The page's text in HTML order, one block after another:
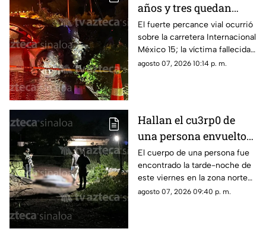
años y tres quedan
h3ridos tras aparatoso
choque en Limón de los
Ramos, Culiacán
El fuerte percance vial ocurrió
sobre la carretera Internacional
México 15; la víctima fallecida
ya fue identificada en el sitio
agosto 07, 2026 10:14 p. m.
Hallan el cu3rp0 de
una persona envuelto
en colchonetas, en Los
Cerritos, Culiacán
El cuerpo de una persona fue
encontrado la tarde-noche de
este viernes en la zona norte
de Culiacán
agosto 07, 2026 09:40 p. m.